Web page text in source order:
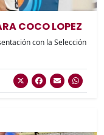
COCO LOPEZ
con la Selección